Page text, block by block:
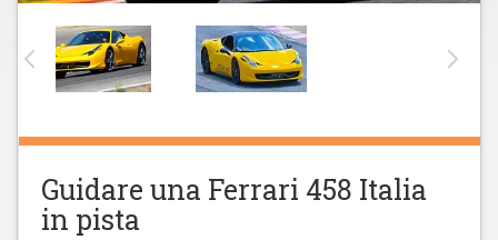
Guidare una Ferrari 458 Italia
in pista